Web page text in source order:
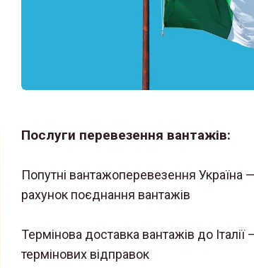
Послуги перевезення вантажів:
Попутні вантажоперевезення Україна —
рахунок поєднання вантажів
Термінова доставка вантажів до
термінових відправок